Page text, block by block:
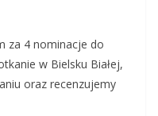
za 4 nominacje do
w Bielsku Białej,
oraz recenzujemy